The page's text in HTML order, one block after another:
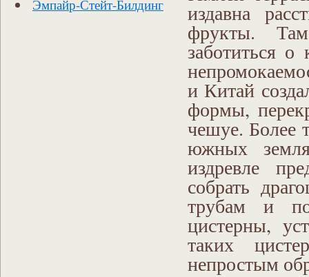
Эмпайр-Стейт-Билдинг
издавна
фрукты.
заботиться
и Китай
формы,
чешуе. Более
южных
издревле
собрать
трубам и
цистерны,
таких
непростым